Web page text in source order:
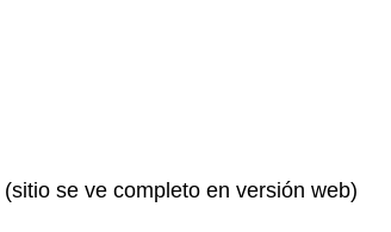
se ve completo en versión web)